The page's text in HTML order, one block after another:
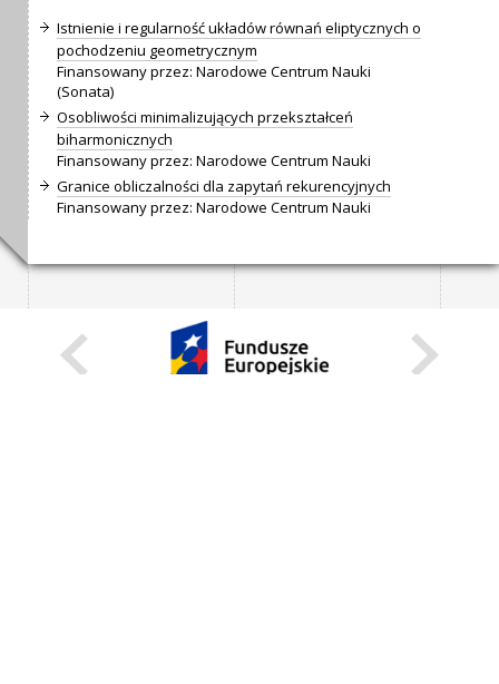
Istnienie i regularność układów równań eliptycznych o
pochodzeniu geometrycznym
Finansowany przez: Narodowe Centrum Nauki
(Sonata)
Osobliwości minimalizujących przekształceń
biharmonicznych
Finansowany przez: Narodowe Centrum Nauki
Granice obliczalności dla zapytań rekurencyjnych
Finansowany przez: Narodowe Centrum Nauki